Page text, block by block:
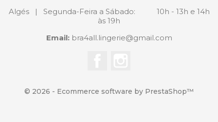
Algés | Segunda-Feira a Sábado: 10h - 13h e 14h
às 19h
Email:bra4all.lingerie@gmail.com
© 2026 - Ecommerce software by PrestaShop™